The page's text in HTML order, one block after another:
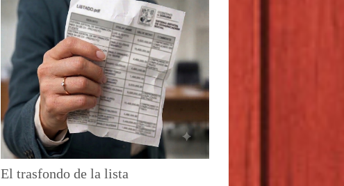
El trasfondo de la lista